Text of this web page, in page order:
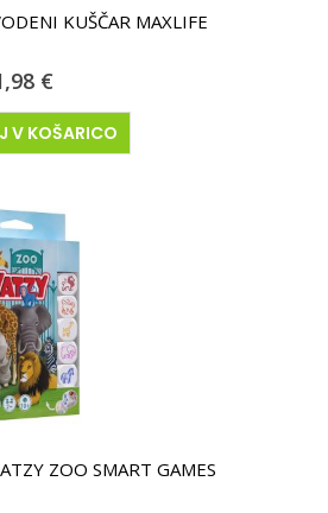
KUŠČAR MAXLIFE
€
V KOŠARICO
ZOO SMART GAMES